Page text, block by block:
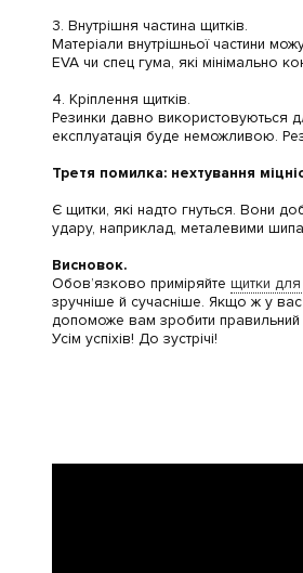
3. Внутрішня частина щитків.
Матеріали внутрішньої частини
EVA чи спец гума, які мінімально
4. Кріплення щитків.
Резинки давно використовуються
експлуатація буде неможливою.
Третя помилка: нехтування
Є щитки, які надто гнуться. Вони
удару, наприклад, металевими
Висновок.
Обов’язково приміряйтещитки
зручніше й сучасніше. Якщо ж у
допоможе вам зробити правильний
Усім успіхів! До зустрічі!